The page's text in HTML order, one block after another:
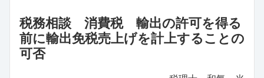
税務相談 消費税 輸出の許可を得る
前に輸出免税売上げを計上することの
可否